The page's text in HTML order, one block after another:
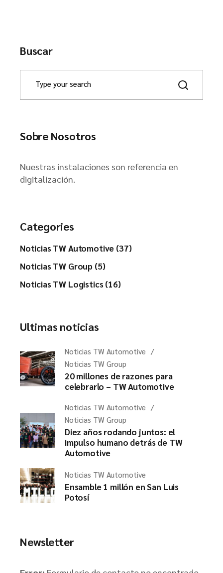
Buscar
Sobre Nosotros
Nuestras instalaciones son referencia en
digitalización.
Categories
Noticias TW Automotive (37)
Noticias TW Group (5)
Noticias TW Logistics (16)
Ultimas noticias
Noticias TW Automotive
Noticias TW Group
20 millones de razones para
celebrarlo – TW Automotive
Noticias TW Automotive
Noticias TW Group
Diez años rodando juntos: el
impulso humano detrás de TW
Automotive
Noticias TW Automotive
Ensamble 1 millón en San Luis
Potosí
Newsletter